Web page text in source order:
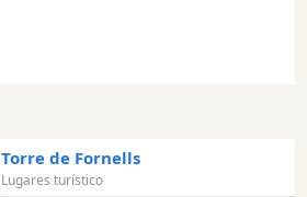
Torre de Fornells
Lugares turístico